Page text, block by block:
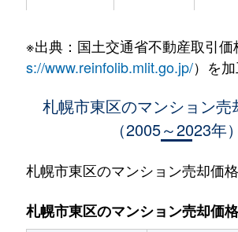
北６条東
3,400万円 東区
3,700万円 東区
北６条東
3,400万円 東区
北７条東
4,900万円 札幌
※出典：国土交通省不動産取引価
s://www.reinfolib.mlit.go.jp/）を
札幌市東区のマンション売
（2005～2023年）
札幌市東区のマンション売却価格
札幌市東区のマンション売却価